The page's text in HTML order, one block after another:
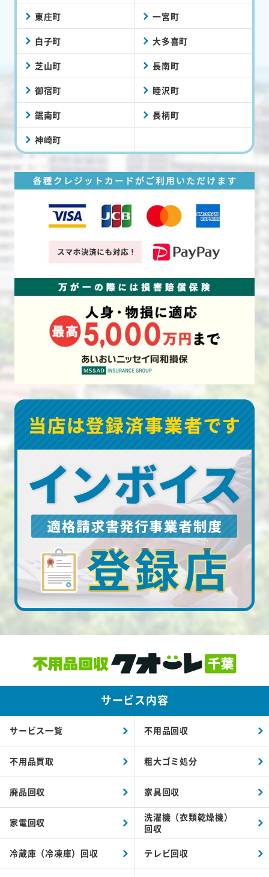
東庄町 一宮町
白子町 大多喜町
芝山町 長南町
御宿町 睦沢町
鋸南町 長柄町
神崎町
サービス内容
サービス一覧 不用品回収
不用品買取 粗大ゴミ処分
廃品回収 家具回収
家電回収
洗濯機（衣類乾燥機）
回収
冷蔵庫（冷凍庫）回収 テレビ回収